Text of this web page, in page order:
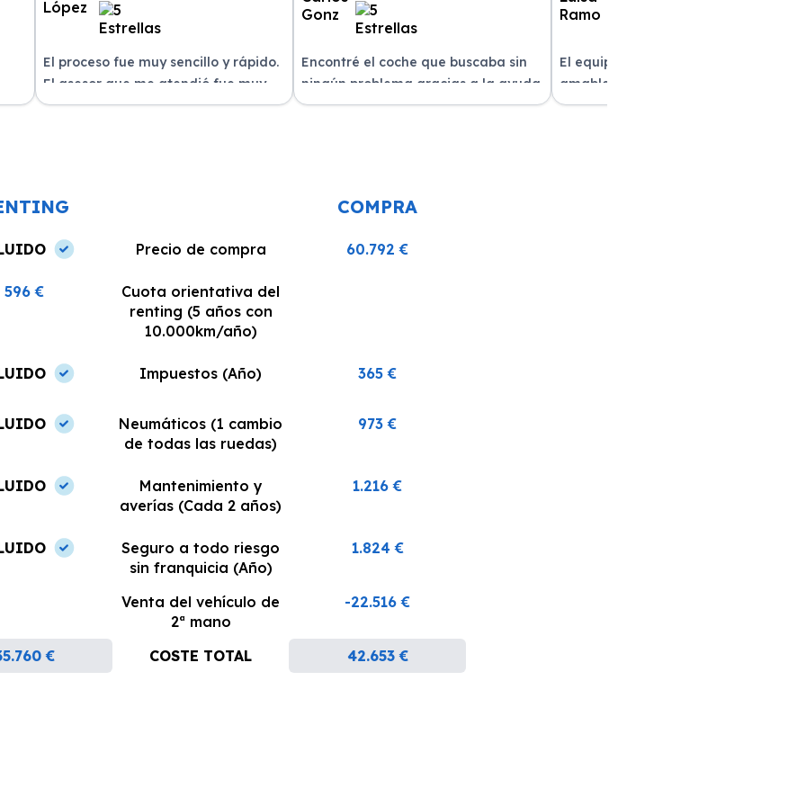
El proceso fue muy sencillo y rápido.
El asesor que me atendió fue muy
amable y me explicó todo con
Encontré el coche que buscaba sin
ningún problema gracias a la ayuda
del equipo. La atención al cliente fue
El equipo fue muy profesional y
amable durante todo el proceso. La
entrega del vehículo fue rapidísima
COMPRA
Precio de compra 60.792 €
596 €
Cuota orientativa del
renting (5 años con
10.000km/año)
Impuestos (Año) 365 €
Neumáticos (1 cambio
de todas las ruedas)
973 €
Mantenimiento y
averías (Cada 2 años)
1.216 €
Seguro a todo riesgo
sin franquicia (Año)
1.824 €
Venta del vehículo de
2ª mano
-22.516 €
€ COSTE TOTAL 42.653 €